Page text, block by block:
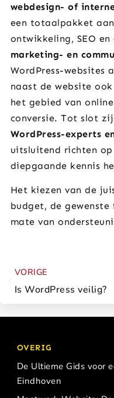
webdesign- of
een totaalpakket
ontwikkeling, SEO
marketing- en
WordPress-websites
naast de website
het gebied van
conversie. Tot slot
WordPress-experts
uitsluitend richten
diepgaande kennis
Het kiezen van de
budget, de
mate van
VORIGE
Is WordPress veilig?
OVERIG
De Ultieme Gids voor
Eindhoven